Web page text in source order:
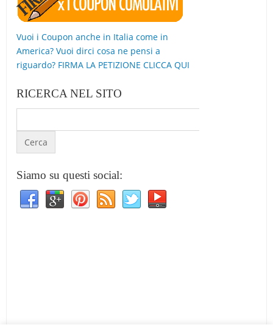
Vuoi i Coupon anche in Italia come in
America? Vuoi dirci cosa ne pensi a
riguardo? FIRMA LA PETIZIONE CLICCA QUI
RICERCA NEL SITO
Siamo su questi social: